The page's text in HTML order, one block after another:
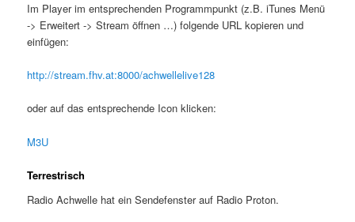
Im Player im entsprechenden Programmpunkt (z.B. iTunes Menü
-> Erweitert -> Stream öffnen …) folgende URL kopieren und
einfügen:
http://stream.fhv.at:8000/achwellelive128
oder auf das entsprechende Icon klicken:
M3U
Terrestrisch
Radio Achwelle hat ein Sendefenster auf Radio Proton.